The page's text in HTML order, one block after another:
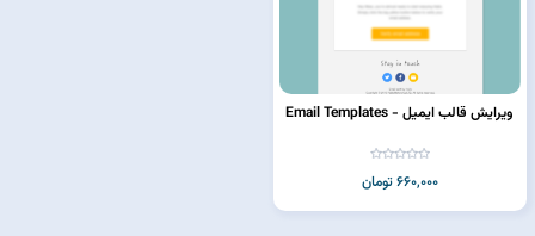
ویرایش قالب ایمیل - Email Templates
660,000 تومان